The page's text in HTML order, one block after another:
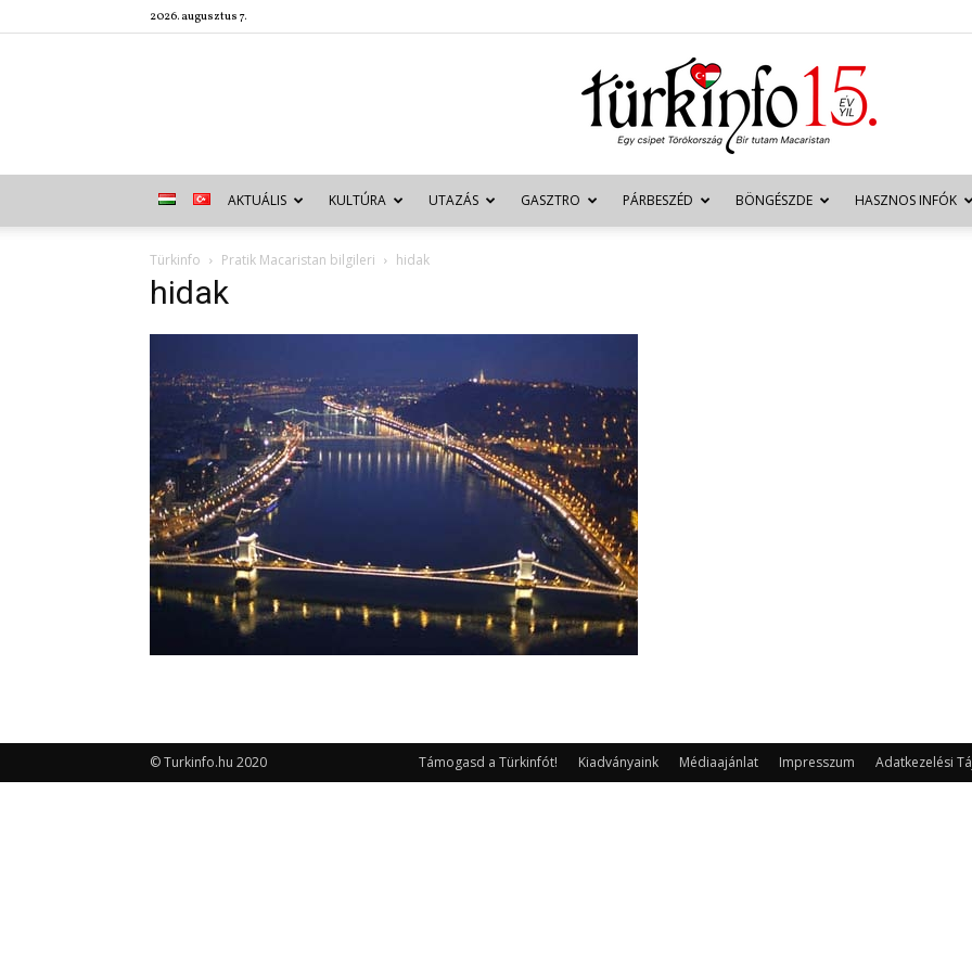
2026. augusztus 7.
Türkinfo
AKTUÁLIS KULTÚRA UTAZÁS GASZTRO PÁRBESZÉD BÖNGÉSZDE HASZNOS INFÓK
Türkinfo Pratik Macaristan bilgileri hidak
hidak
Támogasd a Türkinfót! Kiadványaink Médiaajánlat Impresszum Adatkezelési
© Turkinfo.hu 2020